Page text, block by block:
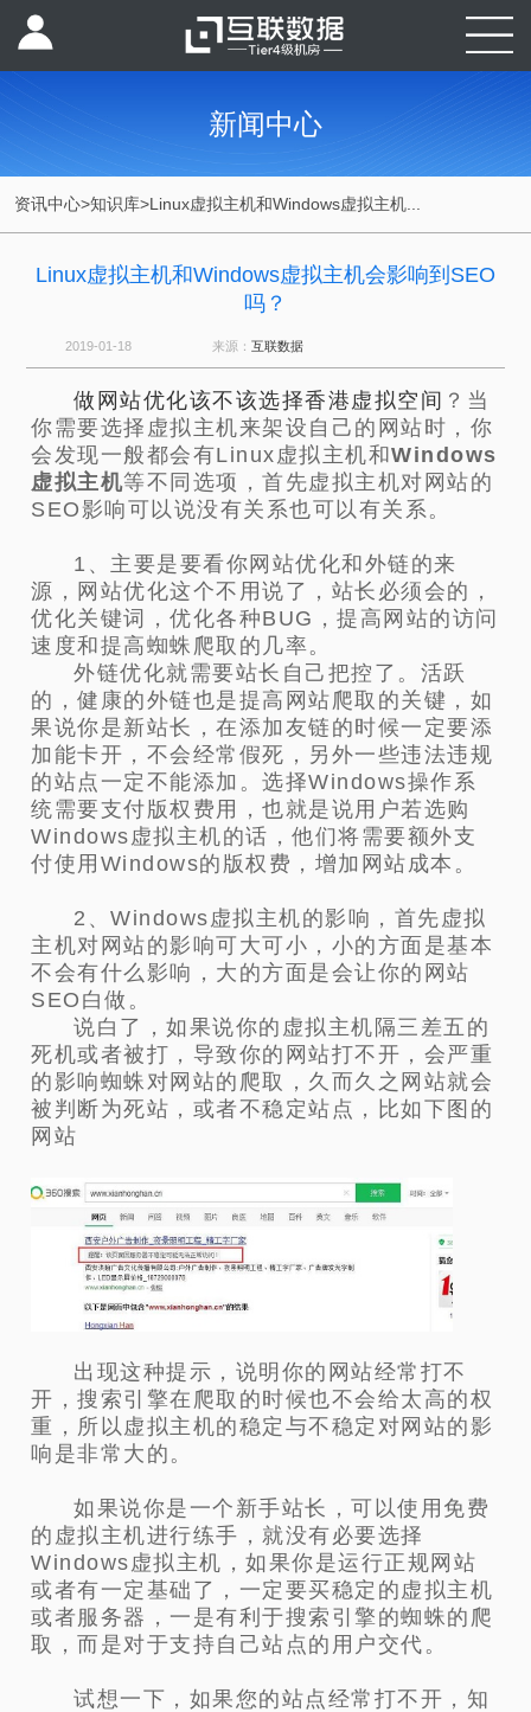
新闻中心
资讯中心>知识库>Linux虚拟主机和Windows虚拟主机...
Linux虚拟主机和Windows虚拟主机会影响到SEO
吗？
2019-01-18 来源： 互联数据
做网站优化该不该选择香港虚拟空间 ？当
你需要选择虚拟主机来架设自己的网站时，你
会发现一般都会有Linux虚拟主机和Windows
虚拟主机等不同选项，首先虚拟主机对网站的
SEO影响可以说没有关系也可以有关系。
1、主要是要看你网站优化和外链的来
源，网站优化这个不用说了，站长必须会的，
优化关键词，优化各种BUG，提高网站的访问
速度和提高蜘蛛爬取的几率。
外链优化就需要站长自己把控了。活跃
的，健康的外链也是提高网站爬取的关键，如
果说你是新站长，在添加友链的时候一定要添
加能卡开，不会经常假死，另外一些违法违规
的站点一定不能添加。选择Windows操作系
统需要支付版权费用，也就是说用户若选购
Windows虚拟主机的话，他们将需要额外支
付使用Windows的版权费，增加网站成本。
2、Windows虚拟主机的影响，首先虚拟
主机对网站的影响可大可小，小的方面是基本
不会有什么影响，大的方面是会让你的网站
SEO白做。
说白了，如果说你的虚拟主机隔三差五的
死机或者被打，导致你的网站打不开，会严重
的影响蜘蛛对网站的爬取，久而久之网站就会
被判断为死站，或者不稳定站点，比如下图的
网站
出现这种提示，说明你的网站经常打不
开，搜索引擎在爬取的时候也不会给太高的权
重，所以虚拟主机的稳定与不稳定对网站的影
响是非常大的。
如果说你是一个新手站长，可以使用免费
的虚拟主机进行练手，就没有必要选择
Windows虚拟主机，如果你是运行正规网站
或者有一定基础了，一定要买稳定的虚拟主机
或者服务器，一是有利于搜索引擎的蜘蛛的爬
取，而是对于支持自己站点的用户交代。
试想一下，如果您的站点经常打不开，知